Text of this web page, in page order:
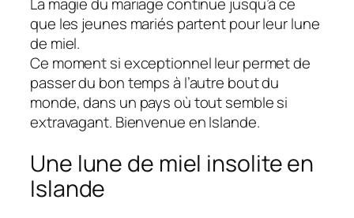
que les jeunes mariés partent pour leur lune
de miel.
Ce moment si exceptionnel leur permet de
passer du bon temps à l’autre bout du
monde, dans un pays où tout semble si
extravagant. Bienvenue en Islande.
Une lune de miel insolite en
Islande